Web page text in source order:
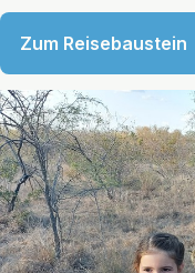
Zum Reisebaustein